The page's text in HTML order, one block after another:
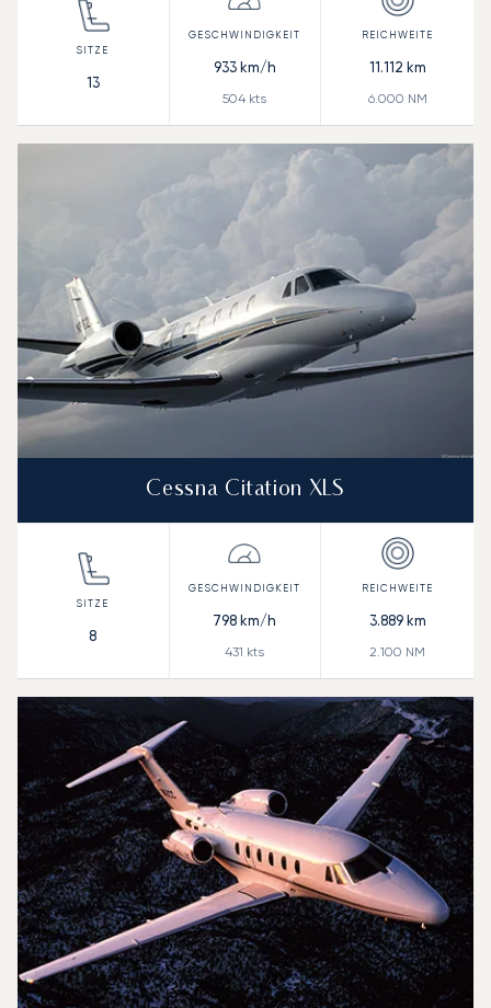
13
933km/h
504 kts
11.112 km
6.000 NM
Cessna Citation XLS
8
798 km/h
431 kts
3.889km
2.100 NM